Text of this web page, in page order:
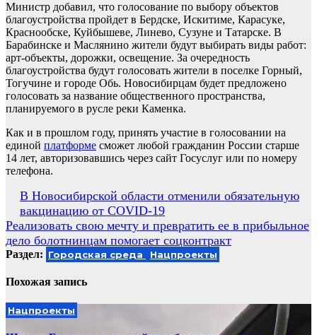
Министр добавил, что голосование по выбору объектов
благоустройства пройдет в Бердске, Искитиме, Карасуке,
Краснообске, Куйбышеве, Линево, Сузуне и Татарске. В
Барабинске и Маслянино жители будут выбирать виды работ:
арт-объекты, дорожки, освещение. За очередность
благоустройства будут голосовать жители в поселке Горный,
Тогучине и городе Обь. Новосибирцам будет предложено
голосовать за название общественного пространства,
планируемого в русле реки Каменка.
Как и в прошлом году, принять участие в голосовании на
единой платформе сможет любой гражданин России старше
14 лет, авторизовавшись через сайт Госуслуг или по номеру
телефона.
Навигация
по
записям
В Новосибирской области отменили обязательную
вакцинацию от COVID-19
Реализовать свою мечту и превратить ее в прибыльное
дело болотнинцам помогает соцконтракт
Раздел: Городская среда Нацпроекты
Похожая запись
Нацпроекты